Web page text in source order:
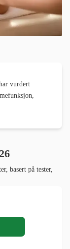
vurdert
basert på tester,